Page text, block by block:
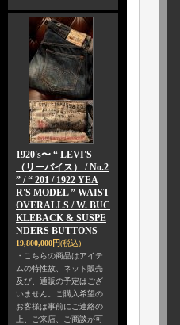
1920's〜 “ LEVI'S
（リーバイス） / No.2
” / “ 201 / 1922 YEA
R'S MODEL ” WAIST
OVERALLS / W. BUC
KLEBACK & SUSPE
NDERS BUTTONS
19,800,000円(税込)
・こちらの商品はアイテ
ムの特性故、ネット販売
及び、通販の予定はござ
いません。ご購入希望の
お客様は事前にご連絡の
上、ご来店、ご商談が可